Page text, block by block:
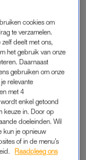
Rotterdam
vind je niet
er ook terecht
of
cookies om
te verzamelen.
deelt met ons,
het gebruik van onze
Daarnaast
gebruiken om onze
relevante
met 4
enkel getoond
keuze in. Door op
doeleinden. Wil
kun je opnieuw
of in de menu’s
Raadpleeg ons